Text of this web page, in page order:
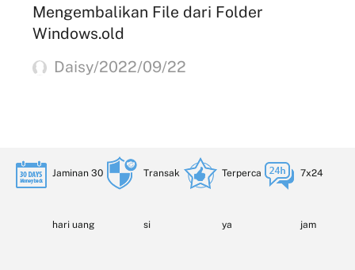
Mengembalikan File dari Folder
Windows.old
Daisy/2022/09/22
Jaminan 30
hari uang
Transak
si
Terperca
ya
7x24
jam